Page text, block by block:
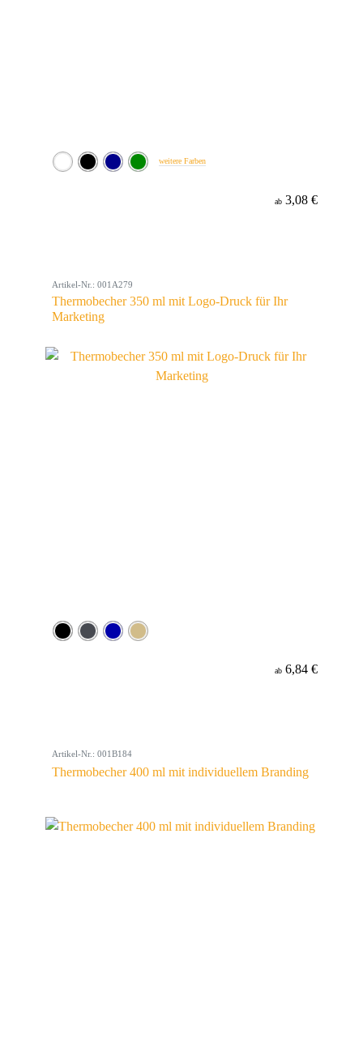
weitere Farben
ab 3,08 €
Artikel-Nr.: 001A279
Thermobecher 350 ml mit Logo-Druck für Ihr
Marketing
ab 6,84 €
Artikel-Nr.: 001B184
Thermobecher 400 ml mit individuellem Branding